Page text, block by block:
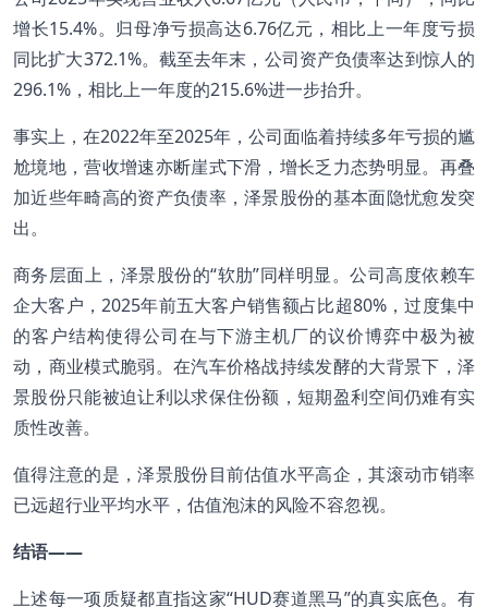
增长15.4%。归母净亏损高达6.76亿元，相比上一年度亏损
同比扩大372.1%。截至去年末，公司资产负债率达到惊人的
296.1%，相比上一年度的215.6%进一步抬升。
事实上，在2022年至2025年，公司面临着持续多年亏损的尴
尬境地，营收增速亦断崖式下滑，增长乏力态势明显。再叠
加近些年畸高的资产负债率，泽景股份的基本面隐忧愈发突
出。
商务层面上，泽景股份的“软肋”同样明显。公司高度依赖车
企大客户，2025年前五大客户销售额占比超80%，过度集中
的客户结构使得公司在与下游主机厂的议价博弈中极为被
动，商业模式脆弱。在汽车价格战持续发酵的大背景下，泽
景股份只能被迫让利以求保住份额，短期盈利空间仍难有实
质性改善。
值得注意的是，泽景股份目前估值水平高企，其滚动市销率
已远超行业平均水平，估值泡沫的风险不容忽视。
结语——
上述每一项质疑都直指这家“HUD赛道黑马”的真实底色。有